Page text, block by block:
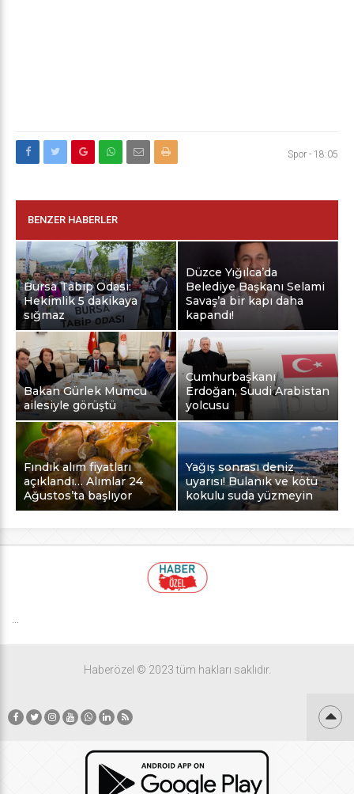
Spor - 18:05
BENZER HABERLER
Bursa Tabip Odası:
Hekimlik 5 dakikaya
sığmaz
Düzce Yığılca’da
Belediye Başkanı Selami
Savaş’a bir kapı daha
kapandı!
Bakan Gürlek Mumcu
ailesiyle görüştü
Cumhurbaşkanı
Erdoğan, Suudi Arabistan
yolcusu
Fındık alım fiyatları
açıklandı… Alımlar 24
Ağustos’ta başlıyor
Yağış sonrası deniz
uyarısı! Bulanık ve kötü
kokulu suda yüzmeyin
Haberözel © 2023 tüm hakları saklıdır.